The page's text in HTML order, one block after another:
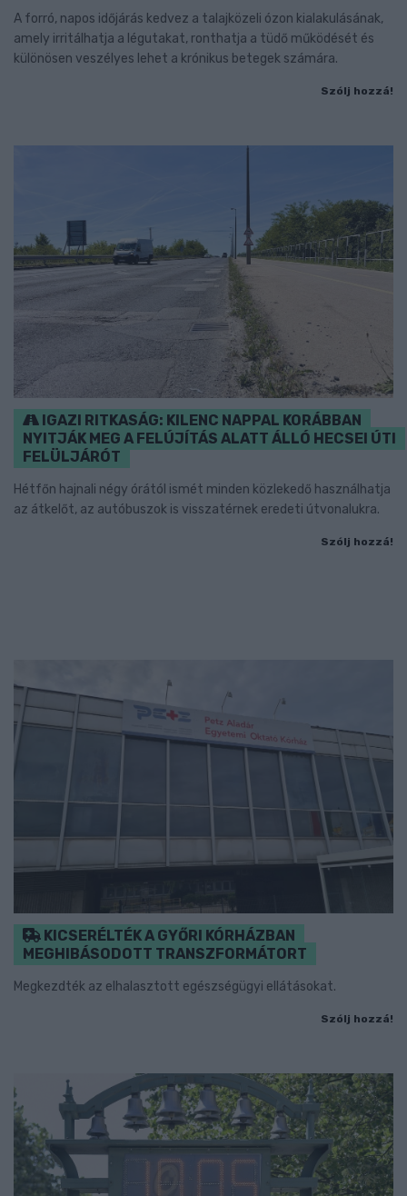
A forró, napos időjárás kedvez a talajközeli ózon kialakulásának,
amely irritálhatja a légutakat, ronthatja a tüdő működését és
különösen veszélyes lehet a krónikus betegek számára.
Szólj hozzá!
IGAZI RITKASÁG: KILENC NAPPAL KORÁBBAN
NYITJÁK MEG A FELÚJÍTÁS ALATT ÁLLÓ HECSEI ÚTI
FELÜLJÁRÓT
Hétfőn hajnali négy órától ismét minden közlekedő használhatja
az átkelőt, az autóbuszok is visszatérnek eredeti útvonalukra.
Szólj hozzá!
KICSERÉLTÉK A GYŐRI KÓRHÁZBAN
MEGHIBÁSODOTT TRANSZFORMÁTORT
Megkezdték az elhalasztott egészségügyi ellátásokat.
Szólj hozzá!